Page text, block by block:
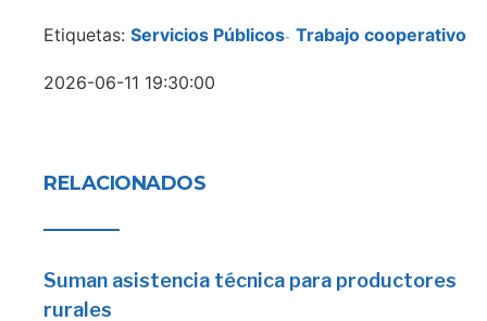
Etiquetas: Servicios Públicos- Trabajo cooperativo
2026-06-11 19:30:00
RELACIONADOS
Suman asistencia técnica para productores
rurales